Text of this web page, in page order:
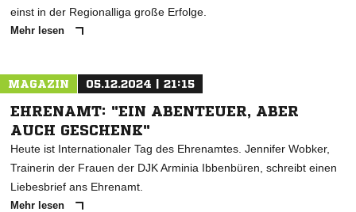
einst in der Regionalliga große Erfolge.
Mehr lesen
MAGAZIN 05.12.2024 | 21:15
EHRENAMT: "EIN ABENTEUER, ABER
AUCH GESCHENK"
Heute ist Internationaler Tag des Ehrenamtes. Jennifer Wobker,
Trainerin der Frauen der DJK Arminia Ibbenbüren, schreibt einen
Liebesbrief ans Ehrenamt.
Mehr lesen